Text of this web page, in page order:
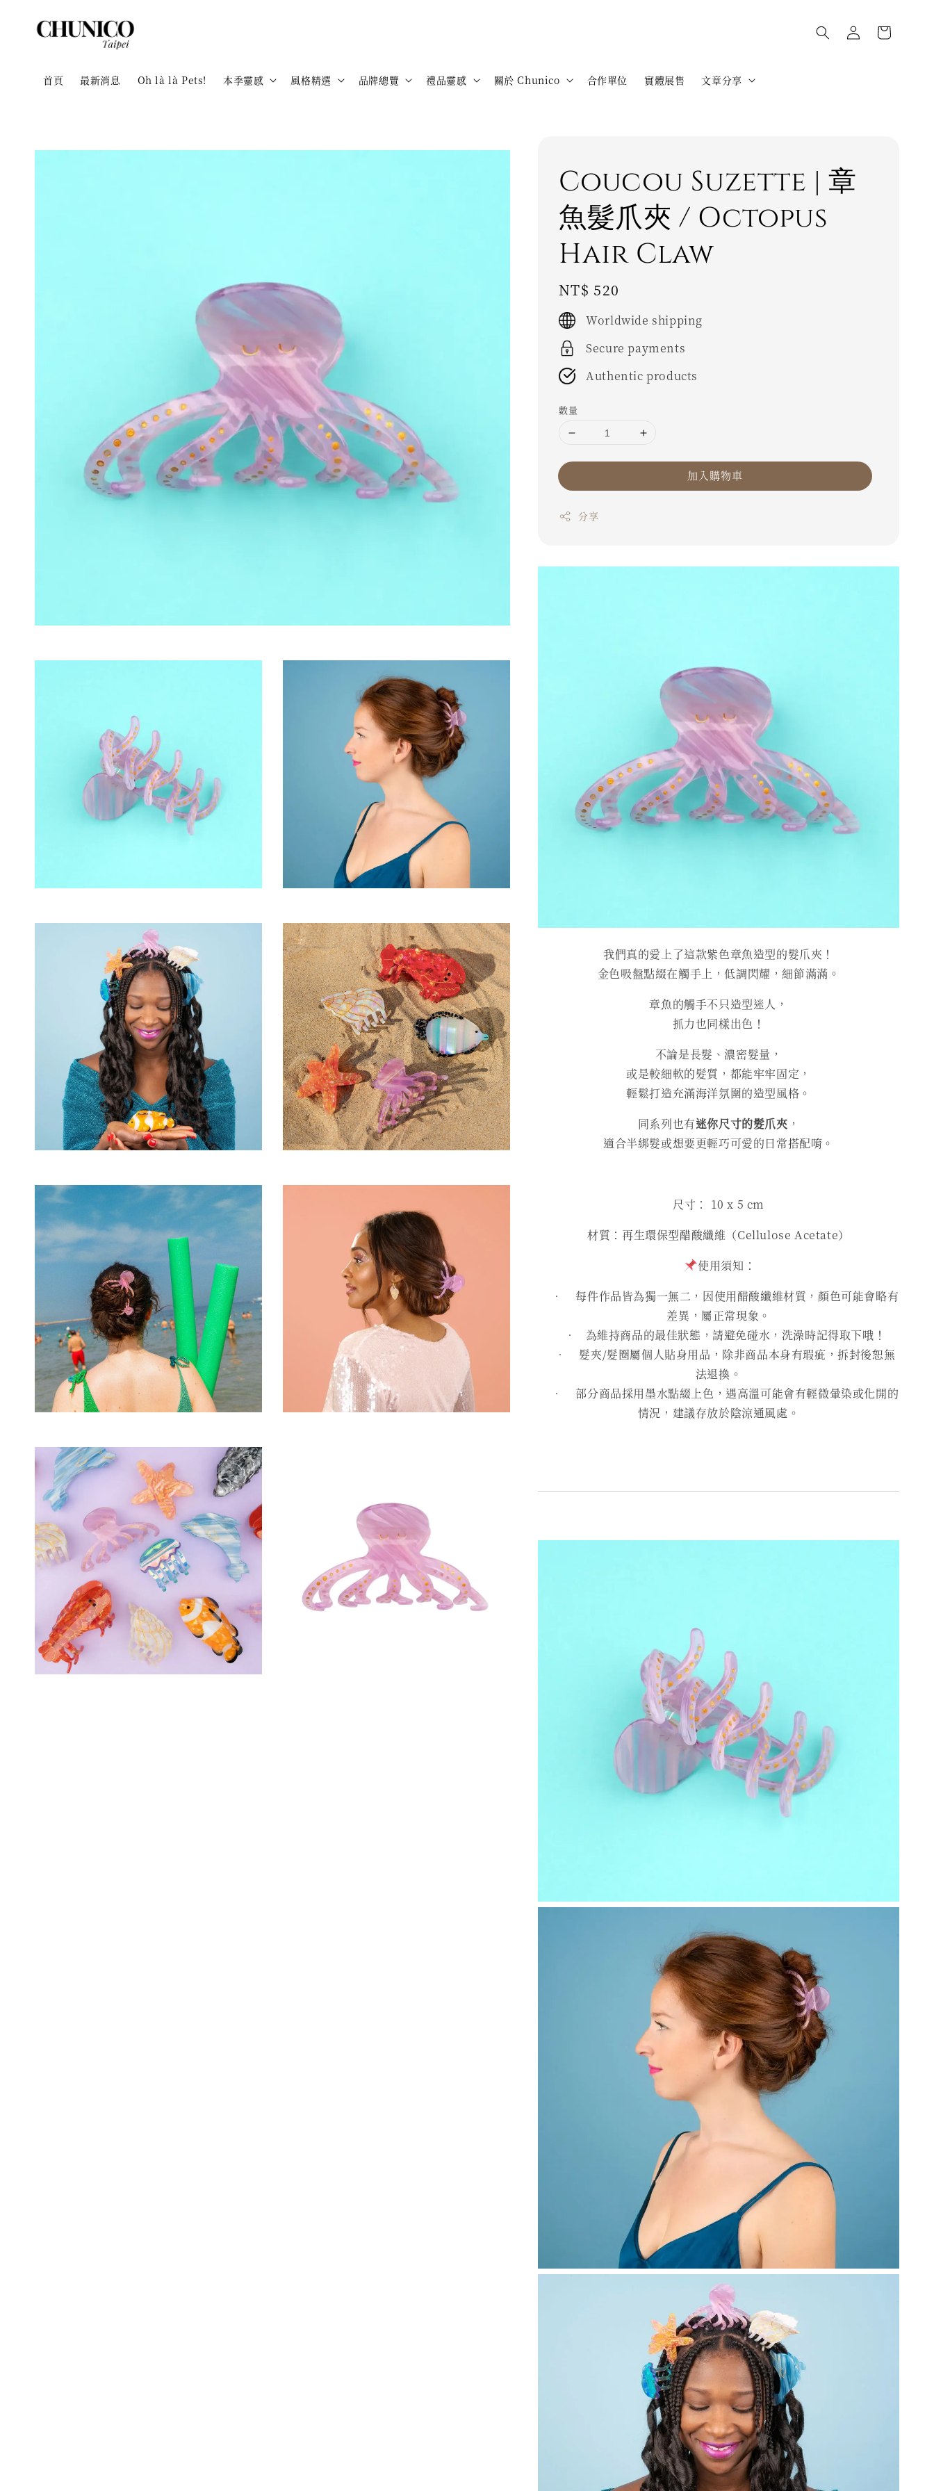
首頁 最新消息 Oh là là Pets! 本季靈感 風格精選 品牌總覽 禮品靈感 關於 Chunico 合作單位 實體展售 文章分享
Coucou Suzette | 章
魚髮爪夾 / Octopus
Hair Claw
Regular
price
NT$ 520
Worldwide shipping
Secure payments
Authentic products
數量
加入購物車
分享
我們真的愛上了這款紫色章魚造型的髮爪夾！
金色吸盤點綴在觸手上，低調閃耀，細節滿滿。
章魚的觸手不只造型迷人，
抓力也同樣出色！
不論是長髮、濃密髮量，
或是較細軟的髮質，都能牢牢固定，
輕鬆打造充滿海洋氛圍的造型風格。
同系列也有迷你尺寸的髮爪夾 ，
適合半綁髮或想要更輕巧可愛的日常搭配唷。
尺寸： 10 x 5 cm
材質：再生環保型醋酸纖維（Cellulose Acetate）
使用須知：
• 每件作品皆為獨一無二，因使用醋酸纖維材質，顏色可能會略有
差異，屬正常現象。
• 為維持商品的最佳狀態，請避免碰水，洗澡時記得取下哦！
• 髮夾/髮圈屬個人貼身用品，除非商品本身有瑕疵，拆封後恕無
法退換。
• 部分商品採用墨水點綴上色，遇高溫可能會有輕微暈染或化開的
情況，建議存放於陰涼通風處。